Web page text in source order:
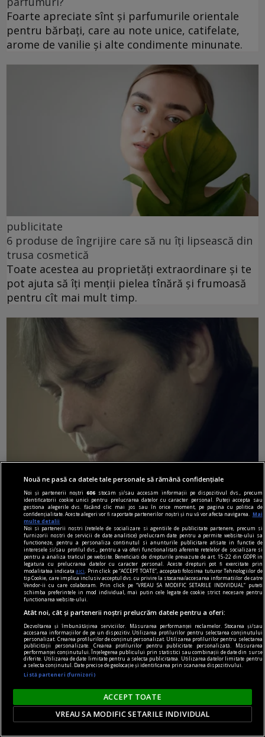
Foarte apreciate sînt și parfumurile orientale
pentru bărbați, care au note unice, catifelate,
arome de vanilie și alte condimente minunate.
publicitate
6 produse de îngrijire care să nu îți lipsească din
trusa cosmetică
Toate acestea au proprietăți extraordinare și te
pot ajuta să îți menții pielea tînără și frumoasă
pentru cît mai mult timp.
poemul săptămînii
Depresie
Cum să nu fiu mohorît
publicitate
Caserole pentru mîncare de unică folosință
disponibile la Snick Ambalaje
Nouă ne pasă ca datele tale personale să rămână confidențiale
Noi și partenerii noștri606 stocăm și/sau accesăm informații pe dispozitivul dvs., precum
identificatorii cookie unici pentru prelucrarea datelor cu caracter personal. Puteți accepta sau
gestiona alegerile dvs. făcând clic mai jos sau în orice moment, pe pagina cu politica de
confidențialitate. Aceste alegeri vor fi raportate partenerilor noștri și nu vă vor afecta navigarea.
Mai
multe detalii
Noi si partenerii nostri (retelele de socializare si agentiile de publicitate partenere, precum si
furnizorii nostri de servicii de date analitice) prelucram date pentru a permite website-ului sa
functioneze, pentru a personaliza continutul si anunturile publicitare afisate in functie de
interesele si/sau profilul dvs., pentru a va oferi functionalitati aferente retelelor de socializare si
pentru a analiza traficul pe website. Beneficiati de drepturile prevazute de art. 15-22 din GDPR in
legatura cu prelucrarea datelor cu caracter personal. Aceste drepturi pot fi exercitate prin
modalitatea indicataaici
. Prin click pe “ACCEPT TOATE”, acceptati folosirea tuturor Tehnologiilor de
tip Cookie, care implica inclusiv acceptul dvs. cu privire la stocarea/accesarea informatiilor de catre
Vendor-ii cu care colaboram. Prin click pe “VREAU SA MODIFIC SETARILE INDIVIDUAL” puteti
schimba preferintele in mod individual, mai putin cele legate de cookie strict necesare pentru
functionarea website-ului.
Atât noi, cât și partenerii noștri prelucrăm datele pentru a oferi:
Dezvoltarea și îmbunătățirea serviciilor. Măsurarea performanței reclamelor. Stocarea și/sau
accesarea informațiilor de pe un dispozitiv. Utilizarea profilurilor pentru selectarea conținutului
personalizat. Crearea profilurilor de conținut personalizat. Utilizarea profilurilor pentru selectarea
publicității personalizate. Crearea profilurilor pentru publicitate personalizată. Măsurarea
performanței conținutului. Înțelegerea publicului prin statistici sau combinații de date din surse
diferite. Utilizarea de date limitate pentru a selecta publicitatea. Utilizarea datelor limitate pentru
a selecta conținutul. Date precise de geolocație și identificarea prin scanarea dispozitivului.
Listă parteneri (furnizori)
ACCEPT TOATE
VREAU SA MODIFIC SETARILE INDIVIDUAL